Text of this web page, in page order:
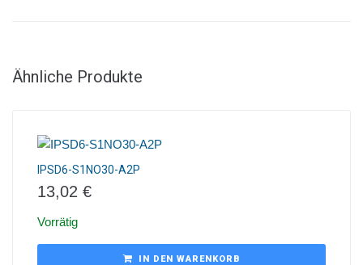
Ähnliche Produkte
IPSD6-S1NO30-A2P
13,02 €
Vorrätig
IN DEN WARENKORB